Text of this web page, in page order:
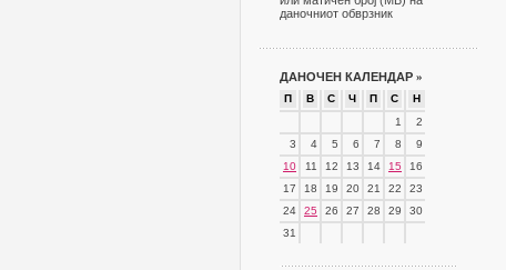
даночниот обврзник
ДАНОЧЕН КАЛЕНДАР »
П В С Ч П С
Н
1
2
3
4 5 6 7 8
9
10
11 12 13 14 15
16
17
18 19 20 21 22
23
24
25 26 27 28 29
30
31